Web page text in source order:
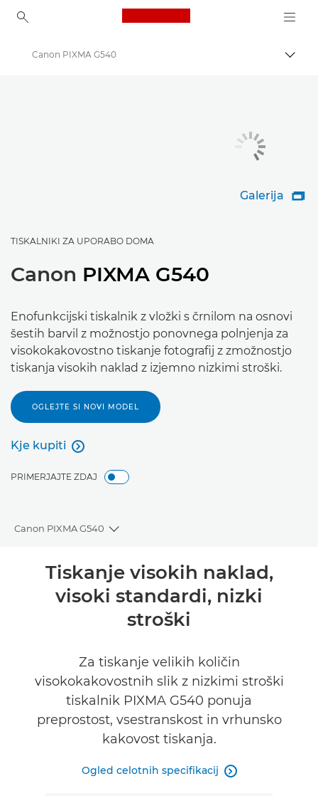
Canon Logo, back to
Canon PIXMA G540
Galerija 
TISKALNIKI ZA UPORABO DOMA
Canon PIXMA G540
Enofunkcijski tiskalnik z vložki s črnilom na osnovi
šestih barvil z možnostjo ponovnega polnjenja za
visokokakovostno tiskanje fotografij z zmožnostjo
tiskanja visokih naklad z izjemno nizkimi stroški.
OGLEJTE SI NOVI MODEL
Kje kupiti
Kje kupiti

PRIMERJAJTE ZDAJ
Canon PIXMA G540
Toggle breadcrumbs
Pregled
Tehnični podatki
Tiskanje visokih naklad,
visoki standardi, nizki
stroški
Za tiskanje velikih količin
visokokakovostnih slik z nizkimi stroški
tiskalnik PIXMA G540 ponuja
preprostost, vsestranskost in vrhunsko
kakovost tiskanja.
Ogled celotnih specifikacij 